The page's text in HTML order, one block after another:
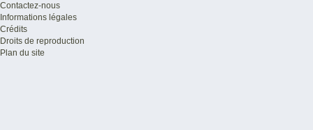
Contactez-nous
Informations légales
Crédits
Droits de reproduction
Plan du site